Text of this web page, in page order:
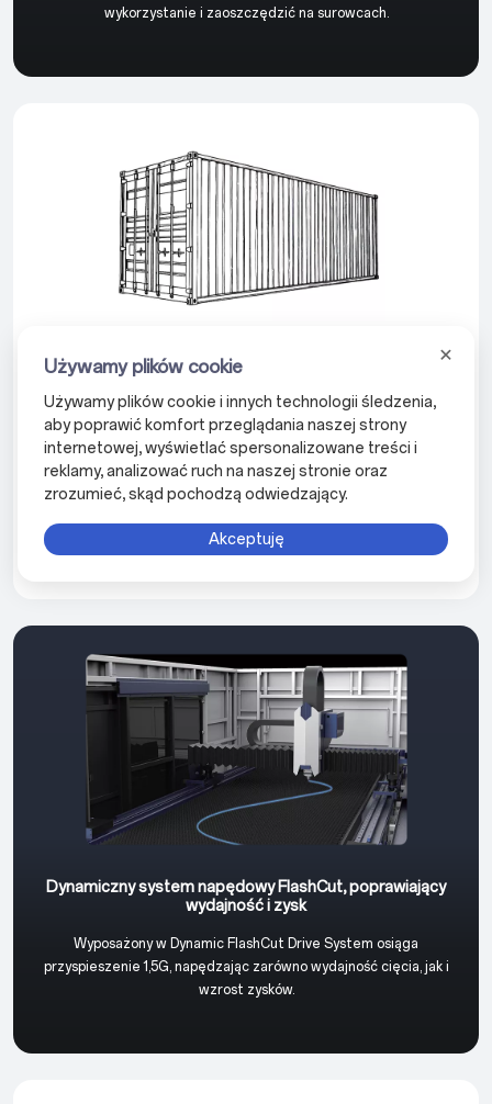
wykorzystanie i zaoszczędzić na surowcach.
Standardowy załadunek kontenera. Zoptymalizowane
Seria GL została zaprojektowana z myślą o załadunku do
standardowych kontenerów transportowych, co eliminuje
konieczność korzystania z kontenerów niestandardowych lub
specjalnych.
pozostaje dobrze zabezpieczone i chronione podczas transportu.
Dynamiczny system napędowy FlashCut, poprawiający
wydajność i zysk
Wyposażony w Dynamic FlashCut Drive System osiąga
przyspieszenie 1,5G, napędzając zarówno wydajność cięcia, jak i
wzrost zysków.
Używamy plików cookie
Używamy plików cookie i innych technologii śledzenia,
aby poprawić komfort przeglądania naszej strony
internetowej, wyświetlać spersonalizowane treści i
reklamy, analizować ruch na naszej stronie oraz
zrozumieć, skąd pochodzą odwiedzający.
Akceptuję